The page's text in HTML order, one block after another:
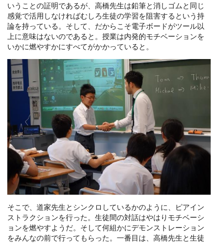
いうことの証明であるが、高橋先生は鉛筆と消しゴムと同じ
感覚で活用しなければむしろ生徒の学習を阻害するという持
論を持っている。そして、だからこそ電子ボードがツール以
上に意味はないのであると。授業は内発的モチベーションを
いかに燃やすかにすべてがかかっていると。
そこで、道家先生とシンクロしているかのように、ピアイン
ストラクションを行った。生徒間の対話はやはりモチベーシ
ョンを燃やすようだ。そして何組かにデモンストレーション
をみんなの前で行ってもらった。一番目は、高橋先生と生徒